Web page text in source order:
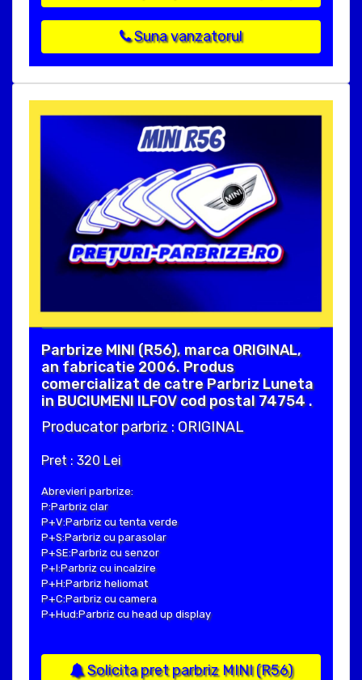
Suna vanzatorul
Parbrize MINI (R56), marca ORIGINAL,
an fabricatie 2006. Produs
comercializat de catre Parbriz Luneta
in BUCIUMENI ILFOV cod postal 74754 .
Producator parbriz : ORIGINAL
Pret : 320 Lei
Abrevieri parbrize:
P:Parbriz clar
P+V:Parbriz cu tenta verde
P+S:Parbriz cu parasolar
P+SE:Parbriz cu senzor
P+I:Parbriz cu incalzire
P+H:Parbriz heliomat
P+C:Parbriz cu camera
P+Hud:Parbriz cu head up display
Solicita pret parbriz MINI (R56)